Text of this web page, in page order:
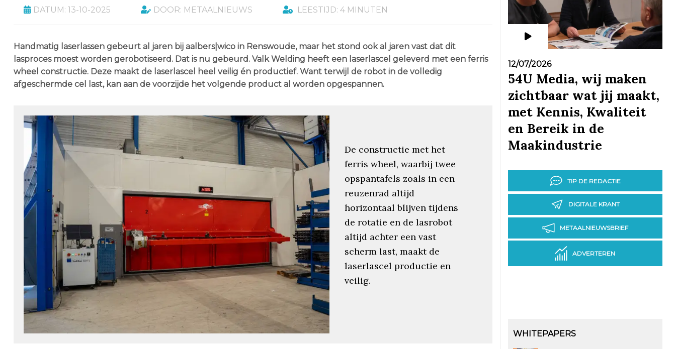
DATUM: 13-10-2025 DOOR: METAALNIEUWS LEESTIJD: 4 MINUTEN
Handmatig laserlassen gebeurt al jaren bij aalbers|wico in Renswoude, maar het stond ook al jaren vast dat dit
lasproces moest worden gerobotiseerd. Dat is nu gebeurd. Valk Welding heeft een laserlascel geleverd met een ferris
wheel constructie. Deze maakt de laserlascel heel veilig én productief. Want terwijl de robot in de volledig
afgeschermde cel last, kan aan de voorzijde het volgende product al worden opgespannen.
De constructie met het
ferris wheel, waarbij twee
opspantafels zoals in een
reuzenrad altijd
horizontaal blijven tijdens
de rotatie en de lasrobot
altijd achter een vast
scherm last, maakt de
laserlascel productie en
veilig.
12/07/2026
54U Media, wij maken
zichtbaar wat jij maakt,
met Kennis, Kwaliteit
en Bereik in de
Maakindustrie
TIP DE REDACTIE
DIGITALE KRANT
METAALNIEUWSBRIEF
ADVERTEREN
WHITEPAPERS